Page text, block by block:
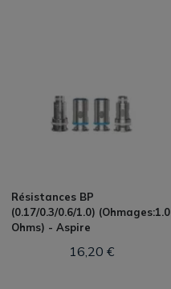
Résistances BP
(0.17/0.3/0.6/1.0) (Ohmages:1.0
Ohms) - Aspire
16,20 €